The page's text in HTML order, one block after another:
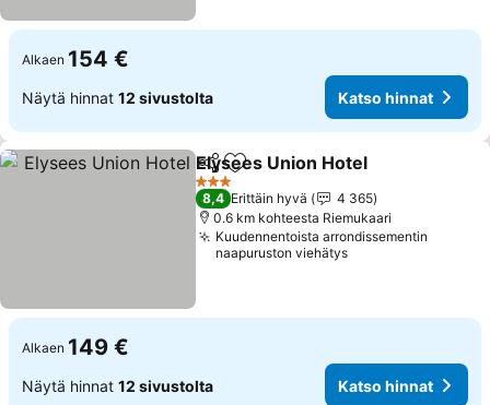
Alkaen 154 €
Näytä hinnat 12 sivustolta Katso hinnat
Jaa Lisää suosikkeihin
Elysees Union Hotel
3 Tähtiluokitus
8,4 Erittäin hyvä
4 365
0.6 km kohteesta Riemukaari
Kuudennentoista arrondissementin
naapuruston viehätys
Alkaen 149 €
Näytä hinnat 12 sivustolta Katso hinnat